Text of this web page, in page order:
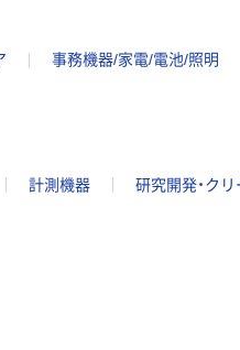
事務機器/家電/電池/照明
計測機器 研究開発・ク